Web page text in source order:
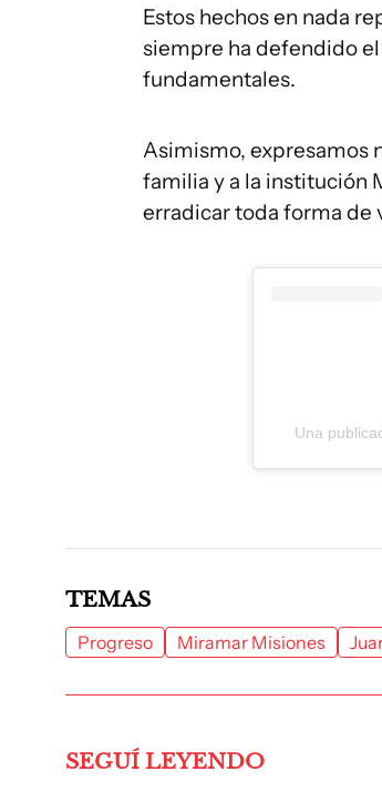
Estos hechos en nada
siempre ha defendido
fundamentales.
Asimismo, expresamos
familia y a la institución
erradicar toda forma de
Una
TEMAS
Progreso Miramar Misiones
SEGUÍ LEYENDO